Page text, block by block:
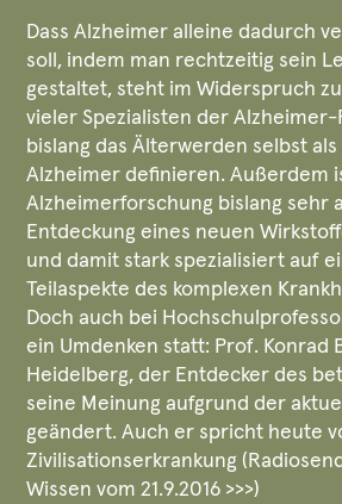
Dass Alzheimer alleine dadurch
soll, indem man rechtzeitig sein
gestaltet, steht im Widerspruch
vieler Spezialisten der Alzheimer-
bislang das Älterwerden selbst
Alzheimer definieren. Außerdem
Alzheimerforschung bislang sehr
Entdeckung eines neuen
und damit stark spezialisiert auf
Teilaspekte des komplexen
Doch auch bei
ein Umdenken statt: Prof. Konrad
Heidelberg, der Entdecker des
seine Meinung aufgrund der
geändert. Auch er spricht heute
Zivilisationserkrankung
Wissen vom 21.9.2016 >>>)